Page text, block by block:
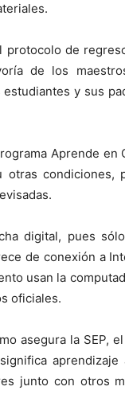
protocolo de
de los
y sus
Aprende
otras
digital, pues
de conexión a
usan la
oficiales.
asegura la SEP,
junto con otros